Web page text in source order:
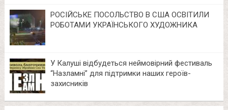
РОСІЙСЬКЕ ПОСОЛЬСТВО В США ОСВІТИЛИ
РОБОТАМИ УКРАЇНСЬКОГО ХУДОЖНИКА
У Калуші відбудеться неймовірний фестиваль
“Назламні” для підтримки наших героїв-
захисників